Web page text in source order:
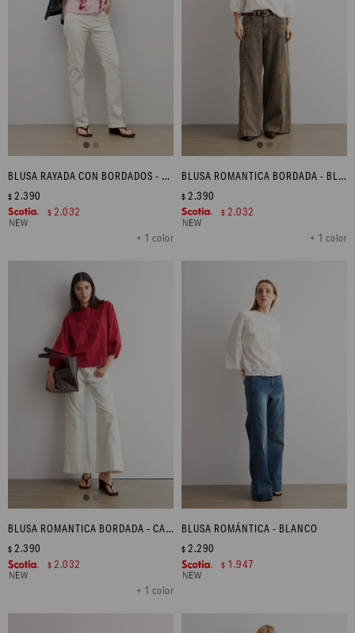
BLUSA RAYADA CON BORDADOS - ROSA
+ 1 color
$ 2.390
$ 2.032
BLUSA ROMANTICA BORDADA - BLANCO
+ 1 color
$ 2.390
$ 2.032
BLUSA ROMANTICA BORDADA - CARMESÍ
+ 1 color
$ 2.390
$ 2.032
BLUSA ROMÁNTICA - BLANCO
$ 2.290
$ 1.947